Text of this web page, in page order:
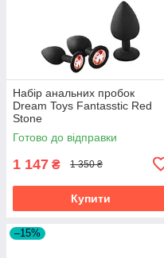
Набір анальних пробок
Dream Toys Fantasstic Red
Stone
Готово до відправки
1 147 ₴ 1 350 ₴
Купити
–15%